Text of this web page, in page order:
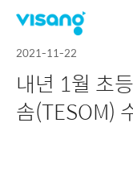
2021-11-22
내년 1월 초
솜(TESOM)